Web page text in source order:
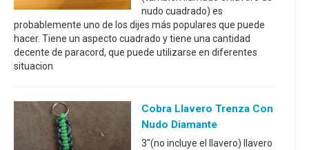
nudo cuadrado) es
probablemente uno de los dijes más populares que puede
hacer. Tiene un aspecto cuadrado y tiene una cantidad
decente de paracord, que puede utilizarse en diferentes
situacion
Cobra Llavero Trenza Con
Nudo Diamante
3"(no incluye el llavero) llavero